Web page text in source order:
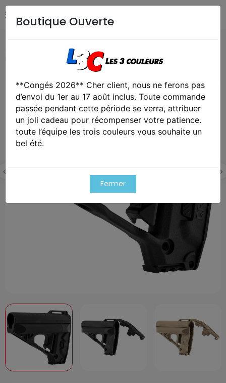
Airsoft / Paintball
Crosse qrs pour m4 noir - vfc
Exclusivité web !
Boutique Ouverte
**Congés 2026** Cher client, nous ne ferons pas
d’envoi du 1er au 17 août inclus. Toute commande
passée pendant cette période se verra, attribuer
un joli cadeau pour récompenser votre patience.
toute l’équipe les trois couleurs vous souhaite un
bel été.
Fermer